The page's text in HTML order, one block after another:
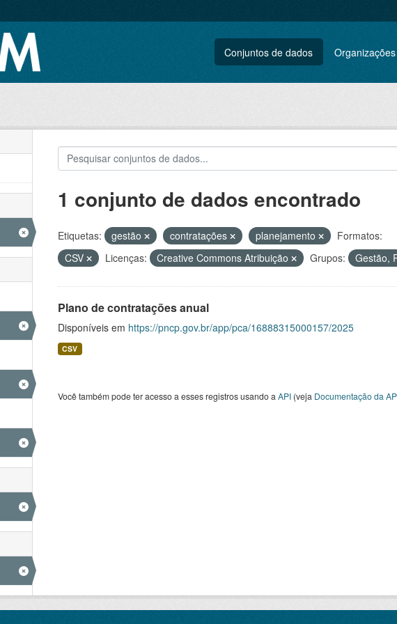
Conjuntos de dados Organizações
1 conjunto de dados encontrado
Etiquetas: gestão contratações planejamento
Formatos:
CSV
Licenças: Creative Commons Atribuição Grupos: Gestão,
Plano de contratações anual
Disponíveis em https://pncp.gov.br/app/pca/16888315000157/2025
CSV
Você também pode ter acesso a esses registros usando a API(veja Documentação da